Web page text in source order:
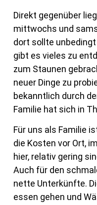
Direkt gegenüber
mittwochs und
dort sollte
gibt es vieles zu
zum Staunen
neuer Dinge zu
bekanntlich durch
Familie hat sich in
Für uns als Familie
die Kosten vor Ort,
hier, relativ gering
Auch für den
nette Unterkünfte.
essen gehen und